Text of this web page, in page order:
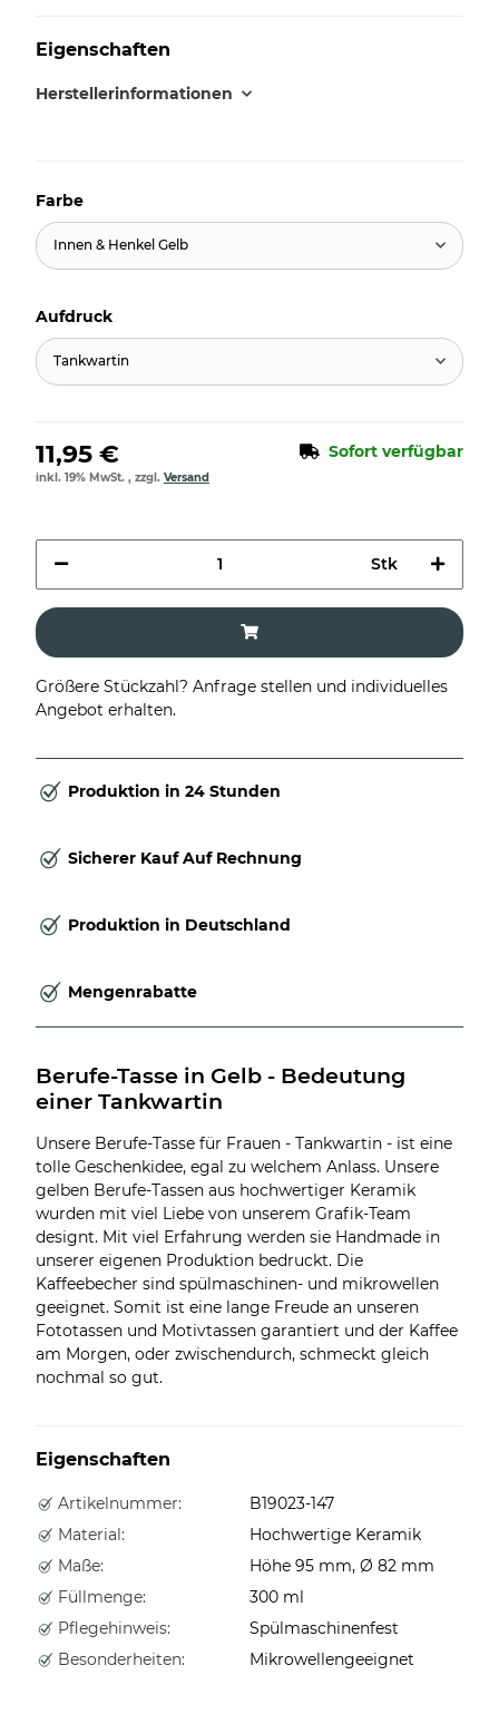
Eigenschaften
Herstellerinformationen
Farbe
Innen & Henkel Gelb
Aufdruck
Tankwartin
11,95 € Sofort verfügbar
inkl. 19% MwSt. , zzgl. Versand
Stk
Größere Stückzahl? Anfrage stellen und individuelles
Angebot erhalten.
Produktion in 24 Stunden
Sicherer Kauf Auf Rechnung
Produktion in Deutschland
Mengenrabatte
Berufe-Tasse in Gelb - Bedeutung
einer Tankwartin
Unsere Berufe-Tasse für Frauen - Tankwartin - ist eine
tolle Geschenkidee, egal zu welchem Anlass. Unsere
gelben Berufe-Tassen aus hochwertiger Keramik
wurden mit viel Liebe von unserem Grafik-Team
designt. Mit viel Erfahrung werden sie Handmade in
unserer eigenen Produktion bedruckt. Die
Kaffeebecher sind spülmaschinen- und mikrowellen
geeignet. Somit ist eine lange Freude an unseren
Fototassen und Motivtassen garantiert und der Kaffee
am Morgen, oder zwischendurch, schmeckt gleich
nochmal so gut.
Eigenschaften
Artikelnummer:
B19023-147
Material:
Hochwertige Keramik
Maße:
Höhe 95 mm, Ø 82 mm
Füllmenge:
300 ml
Pflegehinweis:
Spülmaschinenfest
Besonderheiten:
Mikrowellengeeignet